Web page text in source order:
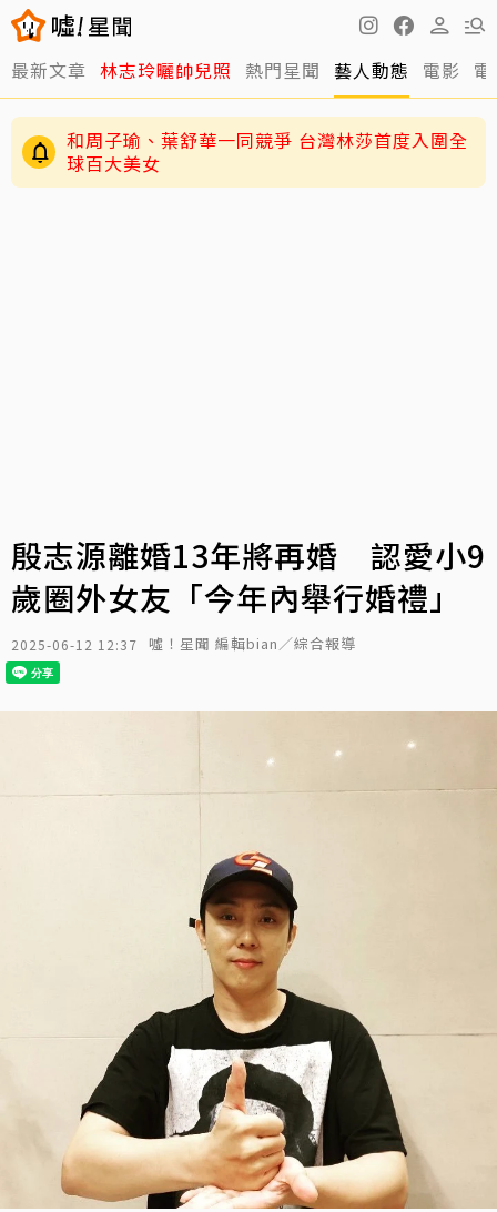
最新文章 林志玲曬帥兒照 熱門星聞 藝人動態 電影
和周子瑜、葉舒華一同競爭 台灣林莎首度入圍全
球百大美女
殷志源離婚13年將再婚 認愛小9
歲圈外女友「今年內舉行婚禮」
2025-06-12 12:37 噓！星聞 編輯bian／綜合報導